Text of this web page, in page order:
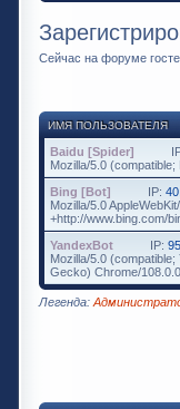
Сейчас на форуме
ИМЯ ПОЛЬЗОВАТЕЛЯ
Baidu [Spider]
Mozilla/5.0
Bing [Bot]
IP:
Mozilla/5.0
+http://www.bing.com/
YandexBot
IP:
Mozilla/5.0
Gecko) Chrome/
Легенда: